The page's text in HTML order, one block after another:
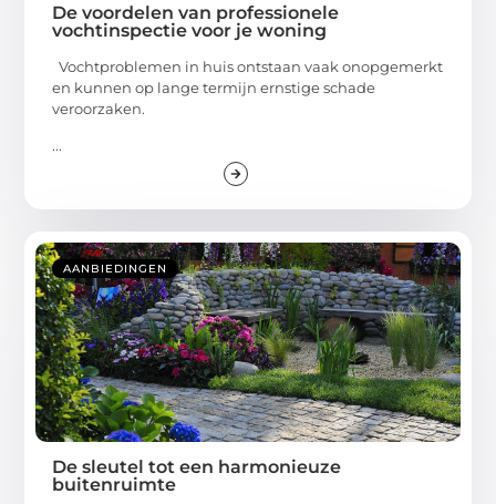
De voordelen van professionele
vochtinspectie voor je woning
Vochtproblemen in huis ontstaan vaak onopgemerkt
en kunnen op lange termijn ernstige schade
veroorzaken.
...
AANBIEDINGEN
De sleutel tot een harmonieuze
buitenruimte